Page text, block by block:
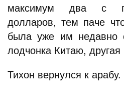
максимум два с
долларов, тем паче
была уже им недавно
лодчонка Китаю, другая
Тихон вернулся к арабу.